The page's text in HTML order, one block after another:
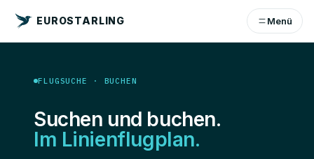
EUROSTARLING Menü
FLUGSUCHE · BUCHEN
Suchen und buchen.
Im Linienflugplan.